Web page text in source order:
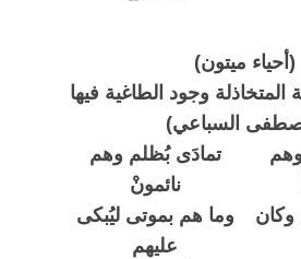
(أحياء ميتون)
المتخاذلة وجود الطاغية فيها
السباعي)
وكان
تمادَى بُظلم وهم
نائمونْ
وما هم بموتى ليُبكى
عليهم